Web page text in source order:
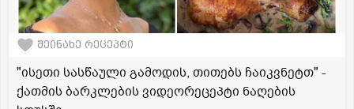
შეინახე რეცეპტი
"ისეთი სასწაული გამოდის, თითებს ჩაიკვნეტთ" -
ქათმის ბარკლების ვიდეორეცეპტი ნაღების